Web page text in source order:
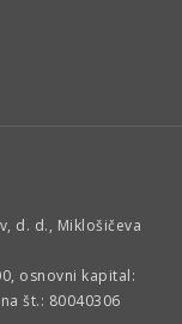
d. d., Miklošičeva
osnovni kapital:
št.: 80040306